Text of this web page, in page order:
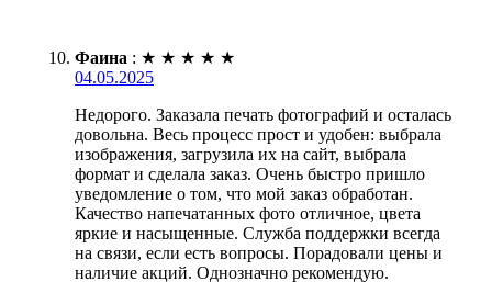
Фаина : ★ ★ ★ ★ ★
04.05.2025
Недорого. Заказала печать фотографий и осталась
довольна. Весь процесс прост и удобен: выбрала
изображения, загрузила их на сайт, выбрала
формат и сделала заказ. Очень быстро пришло
уведомление о том, что мой заказ обработан.
Качество напечатанных фото отличное, цвета
яркие и насыщенные. Служба поддержки всегда
на связи, если есть вопросы. Порадовали цены и
наличие акций. Однозначно рекомендую.